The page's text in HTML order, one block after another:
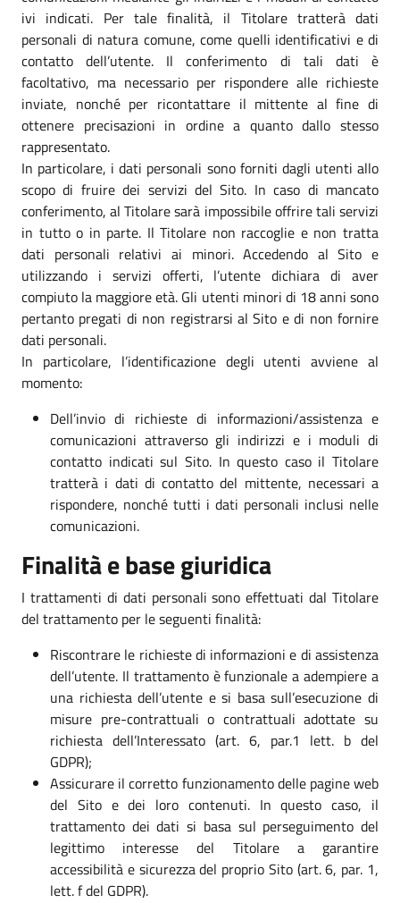
ivi indicati. Per tale finalità, il Titolare tratterà dati
personali di natura comune, come quelli identificativi e di
contatto dell’utente. Il conferimento di tali dati è
facoltativo, ma necessario per rispondere alle richieste
inviate, nonché per ricontattare il mittente al fine di
ottenere precisazioni in ordine a quanto dallo stesso
rappresentato.
In particolare, i dati personali sono forniti dagli utenti allo
scopo di fruire dei servizi del Sito. In caso di mancato
conferimento, al Titolare sarà impossibile offrire tali servizi
in tutto o in parte. Il Titolare non raccoglie e non tratta
dati personali relativi ai minori. Accedendo al Sito e
utilizzando i servizi offerti, l’utente dichiara di aver
compiuto la maggiore età. Gli utenti minori di 18 anni sono
pertanto pregati di non registrarsi al Sito e di non fornire
dati personali.
In particolare, l’identificazione degli utenti avviene al
momento:
Dell’invio di richieste di informazioni/assistenza e
comunicazioni attraverso gli indirizzi e i moduli di
contatto indicati sul Sito. In questo caso il Titolare
tratterà i dati di contatto del mittente, necessari a
rispondere, nonché tutti i dati personali inclusi nelle
comunicazioni.
Finalità e base giuridica
I trattamenti di dati personali sono effettuati dal Titolare
del trattamento per le seguenti finalità:
Riscontrare le richieste di informazioni e di assistenza
dell’utente. Il trattamento è funzionale a adempiere a
una richiesta dell’utente e si basa sull’esecuzione di
misure pre-contrattuali o contrattuali adottate su
richiesta dell’Interessato (art. 6, par.1 lett. b del
GDPR);
Assicurare il corretto funzionamento delle pagine web
del Sito e dei loro contenuti. In questo caso, il
trattamento dei dati si basa sul perseguimento del
legittimo interesse del Titolare a garantire
accessibilità e sicurezza del proprio Sito (art. 6, par. 1,
lett. f del GDPR).